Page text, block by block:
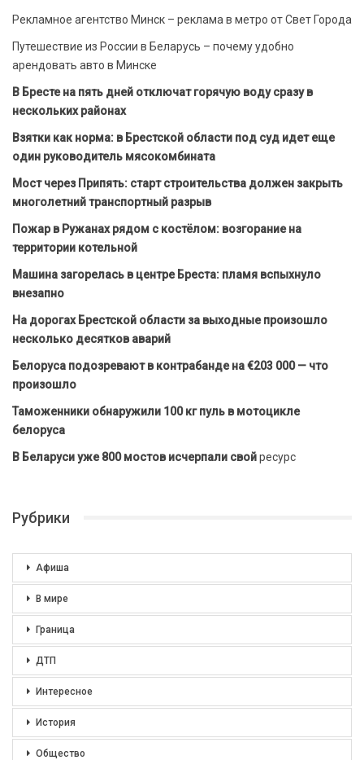
Рекламное агентство Минск – реклама в метро от Свет Города
Путешествие из России в Беларусь – почему удобно
арендовать авто в Минске
В Бресте на пять дней отключат горячую воду сразу в
нескольких районах
Взятки как норма: в Брестской области под суд идет еще
один руководитель мясокомбината
Мост через Припять: старт строительства должен закрыть
многолетний транспортный разрыв
Пожар в Ружанах рядом с костёлом: возгорание на
территории котельной
Машина загорелась в центре Бреста: пламя вспыхнуло
внезапно
На дорогах Брестской области за выходные произошло
несколько десятков аварий
Белоруса подозревают в контрабанде на €203 000 — что
произошло
Таможенники обнаружили 100 кг пуль в мотоцикле
белоруса
В Беларуси уже 800 мостов исчерпали свойресурс
Рубрики
Афиша
В мире
Граница
ДТП
Интересное
История
Общество